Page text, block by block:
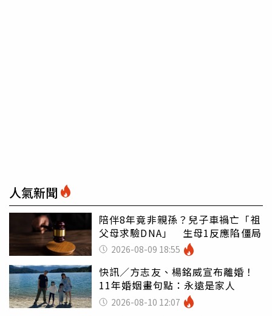
人氣新聞
陪伴8年竟非親孫？兒子車禍亡「祖
父母求驗DNA」 生母1反應陷僵局
2026-08-09 18:55
快訊／方志友、楊銘威宣布離婚！
11年婚姻畫句點：永遠是家人
2026-08-10 12:07